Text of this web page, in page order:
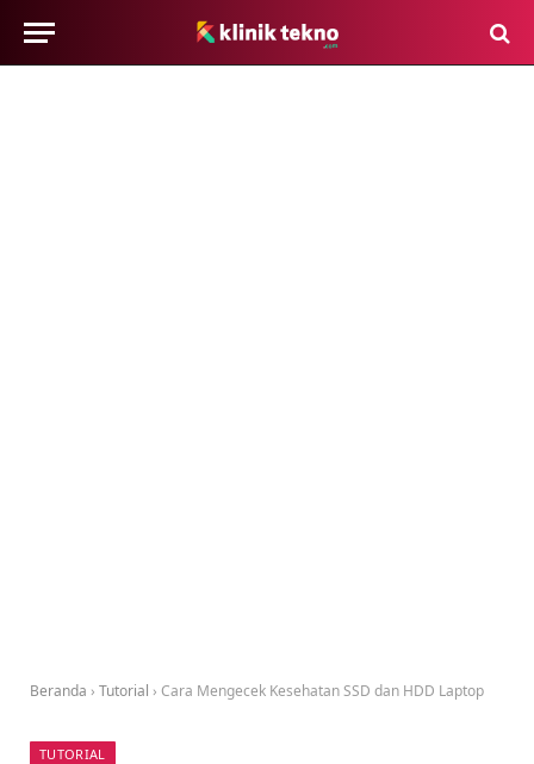
Beranda › Tutorial › Cara Mengecek Kesehatan SSD dan HDD Laptop
TUTORIAL